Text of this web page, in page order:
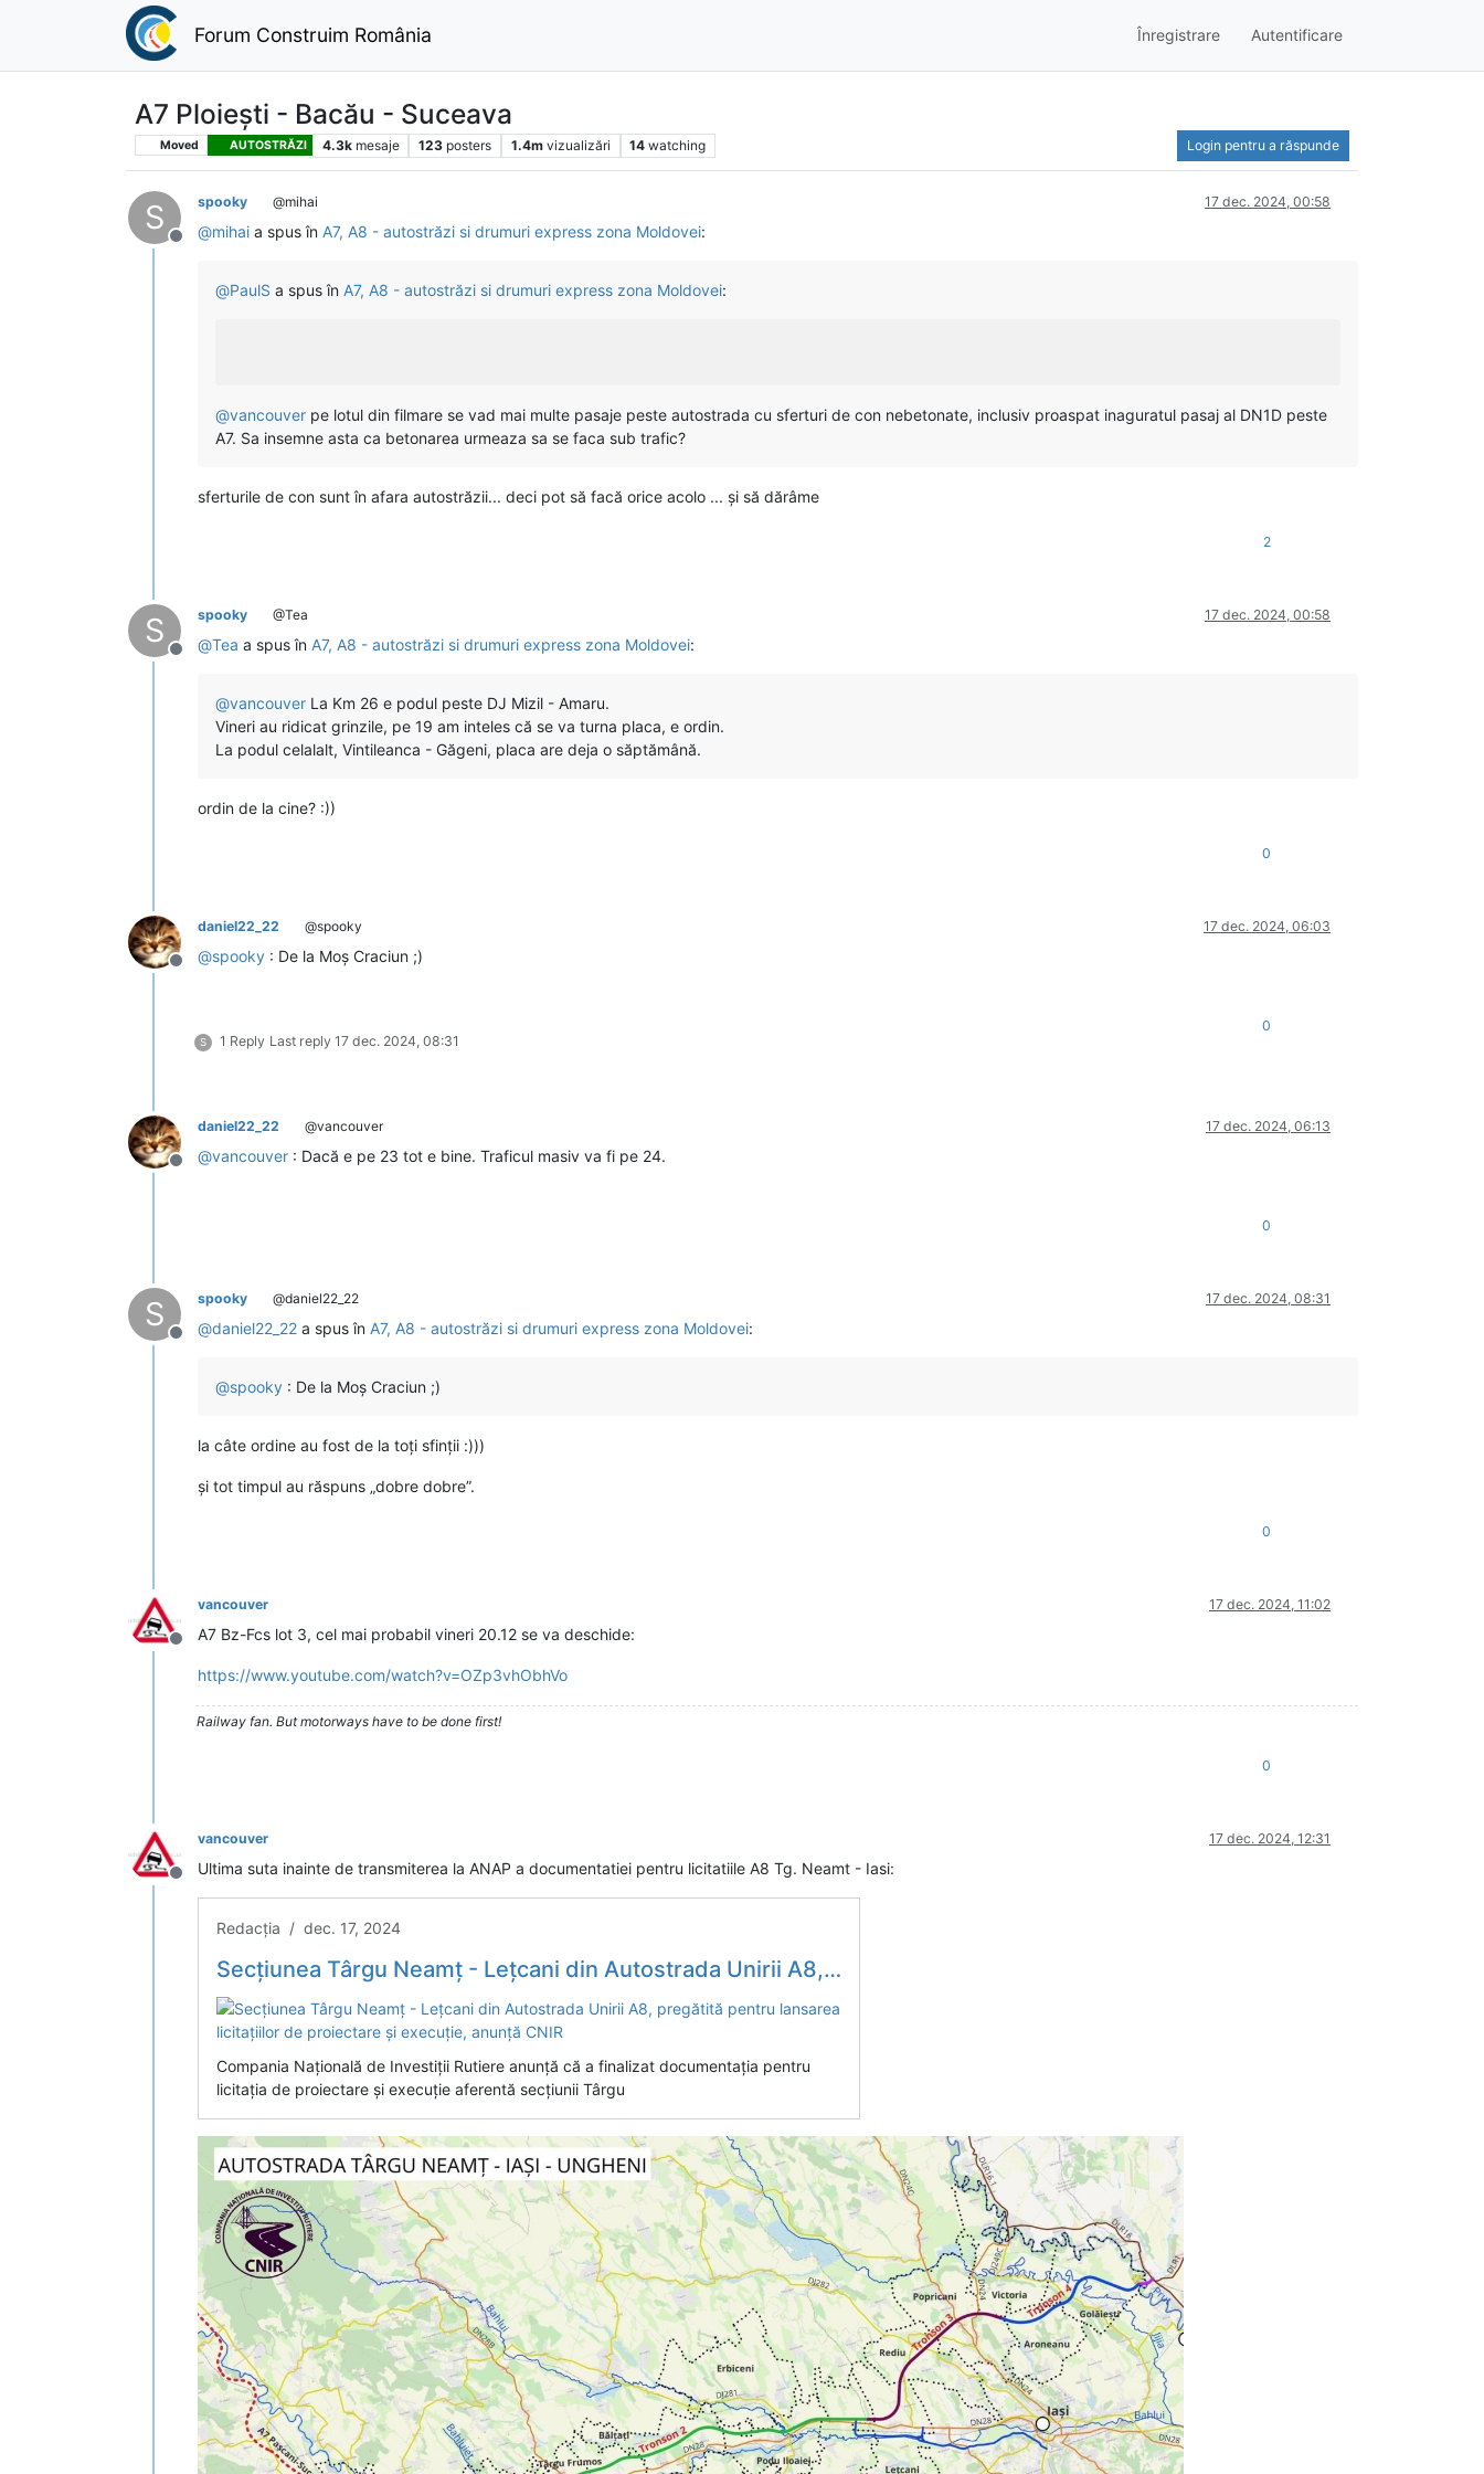
Forum Construim România Înregistrare Autentificare
A7 Ploiești - Bacău - Suceava
Moved AUTOSTRĂZI 4.3k mesaje 123 posters 1.4m vizualizări 14 watching Login pentru a răspunde
S
Deconectat
spooky @mihai 17 dec. 2024, 00:58
@mihai a spus în A7, A8 - autostrăzi si drumuri express zona Moldovei:
@PaulS a spus în A7, A8 - autostrăzi si drumuri express zona Moldovei:
@vancouver pe lotul din filmare se vad mai multe pasaje peste autostrada cu sferturi de con nebetonate, inclusiv proaspat inaguratul pasaj al DN1D peste
A7. Sa insemne asta ca betonarea urmeaza sa se faca sub trafic?
sferturile de con sunt în afara autostrăzii... deci pot să facă orice acolo ... și să dărâme
2
S
Deconectat
spooky @Tea 17 dec. 2024, 00:58
@Tea a spus în A7, A8 - autostrăzi si drumuri express zona Moldovei:
@vancouver La Km 26 e podul peste DJ Mizil - Amaru.
Vineri au ridicat grinzile, pe 19 am inteles că se va turna placa, e ordin.
La podul celalalt, Vintileanca - Găgeni, placa are deja o săptămână.
ordin de la cine? :))
0
Deconectat
daniel22_22 @spooky 17 dec. 2024, 06:03
@spooky : De la Moş Craciun ;)
S 1 Reply Last reply 17 dec. 2024, 08:31
0
Deconectat
daniel22_22 @vancouver 17 dec. 2024, 06:13
@vancouver : Dacă e pe 23 tot e bine. Traficul masiv va fi pe 24.
0
S
Deconectat
spooky @daniel22_22 17 dec. 2024, 08:31
@daniel22_22 a spus în A7, A8 - autostrăzi si drumuri express zona Moldovei:
@spooky : De la Moş Craciun ;)
la câte ordine au fost de la toți sfinții :)))
și tot timpul au răspuns „dobre dobre”.
0
Deconectat
vancouver 17 dec. 2024, 11:02
A7 Bz-Fcs lot 3, cel mai probabil vineri 20.12 se va deschide:
https://www.youtube.com/watch?v=OZp3vhObhVo
Railway fan. But motorways have to be done first!
0
Deconectat
vancouver 17 dec. 2024, 12:31
Ultima suta inainte de transmiterea la ANAP a documentatiei pentru licitatiile A8 Tg. Neamt - Iasi:
Redacția / dec. 17, 2024
Secțiunea Târgu Neamț - Lețcani din Autostrada Unirii A8, pregătită pentru lansarea licitațiilor de proiectare și execuție, anunță CNIR
Compania Națională de Investiții Rutiere anunță că a finalizat documentația pentru
licitația de proiectare și execuție aferentă secțiunii Târgu